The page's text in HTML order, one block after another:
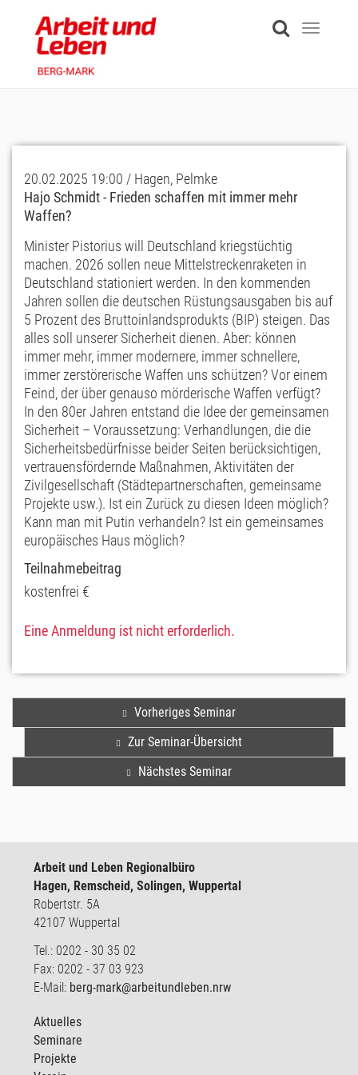
content
Toggle
20.02.2025 19:00 / Hagen, Pelmke
Hajo Schmidt - Frieden schaffen mit immer mehr
Waffen?
Minister Pistorius will Deutschland kriegstüchtig
machen. 2026 sollen neue Mittelstreckenraketen in
Deutschland stationiert werden. In den kommenden
Jahren sollen die deutschen Rüstungsausgaben bis auf
5 Prozent des Bruttoinlandsprodukts (BIP) steigen. Das
alles soll unserer Sicherheit dienen. Aber: können
immer mehr, immer modernere, immer schnellere,
immer zerstörerische Waffen uns schützen? Vor einem
Feind, der über genauso mörderische Waffen verfügt?
In den 80er Jahren entstand die Idee der gemeinsamen
Sicherheit – Voraussetzung: Verhandlungen, die die
Sicherheitsbedürfnisse beider Seiten berücksichtigen,
vertrauensfördernde Maßnahmen, Aktivitäten der
Zivilgesellschaft (Städtepartnerschaften, gemeinsame
Projekte usw.). Ist ein Zurück zu diesen Ideen möglich?
Kann man mit Putin verhandeln? Ist ein gemeinsames
europäisches Haus möglich?
Teilnahmebeitrag
kostenfrei €
Eine Anmeldung ist nicht erforderlich.
Vorheriges Seminar
Zur Seminar-Übersicht
Nächstes Seminar
Arbeit und Leben Regionalbüro
Hagen, Remscheid, Solingen, Wuppertal
Robertstr. 5A
42107 Wuppertal
Tel.: 0202 - 30 35 02
Fax: 0202 - 37 03 923
E-Mail: berg-mark@arbeitundleben.nrw
Aktuelles
Seminare
Projekte